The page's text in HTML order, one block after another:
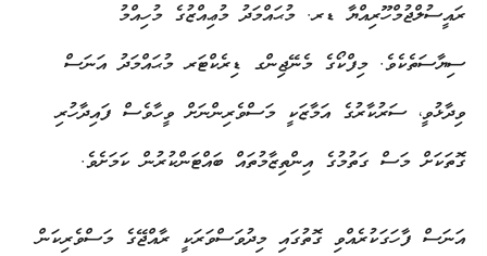
ރައީސުލްޖުމްހޫރިއްޔާ ޑރ. މުޙައްމަދު މުޢިއްޒުގެ މުހިއްމު
ސިޔާސަތެކެވެ. މިފްކޯގެ މެނޭޖިންގ ޑިރެކްޓަރ މުޙައްމަދު އަނަސް
ވިދާޅުވީ، ސަރުކާރުގެ އަމާޒަކީ މަސްވެރިންނަށް ވީހާވެސް ފައިދާހުރި
ގޮތަކަށް މަސް ގަތުމުގެ އިންތިޒާމުތައް ބައްޓަންކުރުން ކަމަށެވެ.
އަނަސް ފާހަގަކުރެއްވި ގޮތުގައި މިދުވަސްވަރަކީ ރާއްޖޭގެ މަސްވެރިކަން